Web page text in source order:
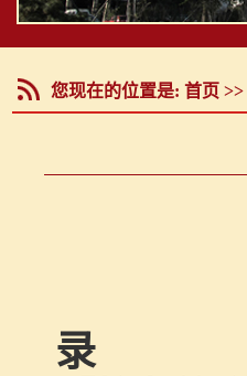
您现在的位置是: 首页 >>
录